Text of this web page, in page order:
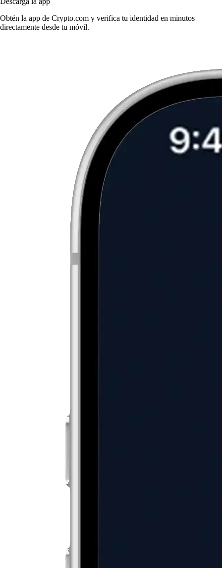
Obtén la app de Crypto.com y verifica tu identidad en minutos
directamente desde tu móvil.